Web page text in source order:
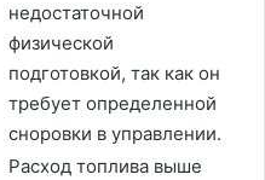
недостаточной
физической
подготовкой, так как он
требует определенной
сноровки в управлении.
Расход топлива выше